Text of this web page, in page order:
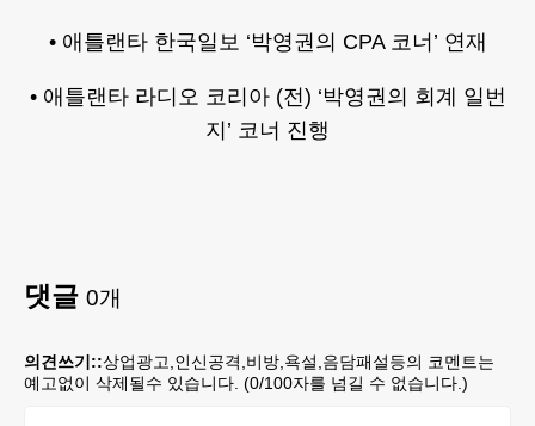
• 애틀랜타 한국일보 ‘박영권의 CPA 코너’ 연재
• 애틀랜타 라디오 코리아 (전) ‘박영권의 회계 일번
지’ 코너 진행
댓글 0개
의견쓰기::상업광고,인신공격,비방,욕설,음담패설등의 코멘트는
예고없이 삭제될수 있습니다. (0/100자를 넘길 수 없습니다.)